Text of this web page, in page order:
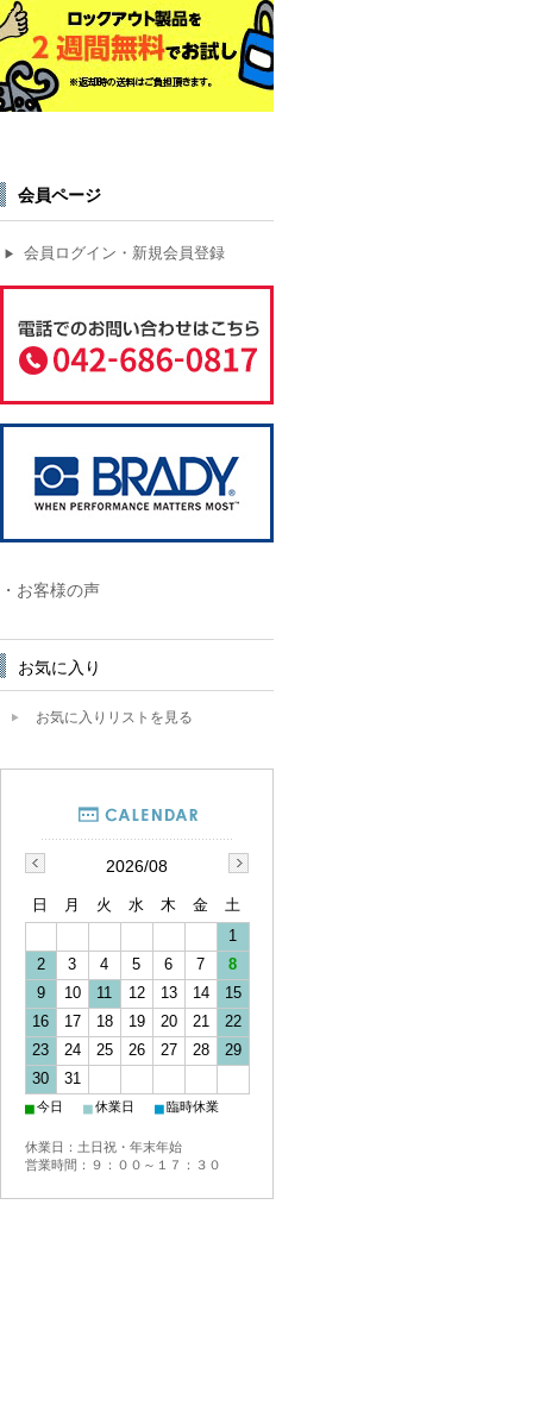
会員ページ
▶ 会員ログイン・新規会員登録
・お客様の声
お気に入り
お気に入りリストを見る
2026/08
日 月 火 水 木 金
土
1
2
3 4 5 6 7
8
9
10 11 12 13 14
15
16
17 18 19 20 21
22
23
24 25 26 27 28
29
30
31
■今日 ■休業日 ■臨時休業
休業日：土日祝・年末年始
営業時間：９：００～１７：３０